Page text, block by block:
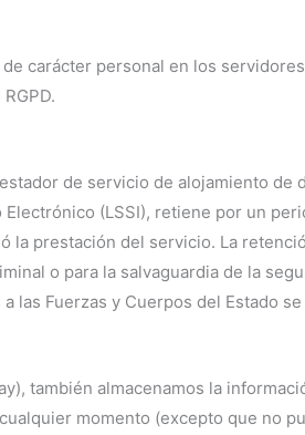
carácter personal en los
de servicio de alojamiento
(LSSI), retiene por un
la prestación del servicio. La
o para la salvaguardia de la
las Fuerzas y Cuerpos del Estado
también almacenamos la
momento (excepto que no